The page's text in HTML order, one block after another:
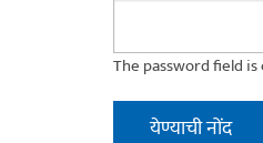
The password field